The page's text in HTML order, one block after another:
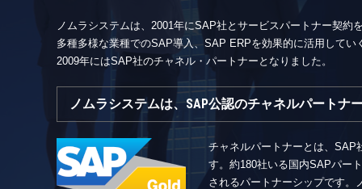
ノムラシステムは、2001年にSAP社とサービスパートナー契
多種多様な業種でのSAP導入、SAP ERPを効果的に活用して
2009年にはSAP社のチャネル・パートナーとなりました。
ノムラシステムは、SAP公認のチャネルパートナ
チャネルパートナーとは、SAP
す。約180社いる国内SAPパー
されるパートナーシップです。